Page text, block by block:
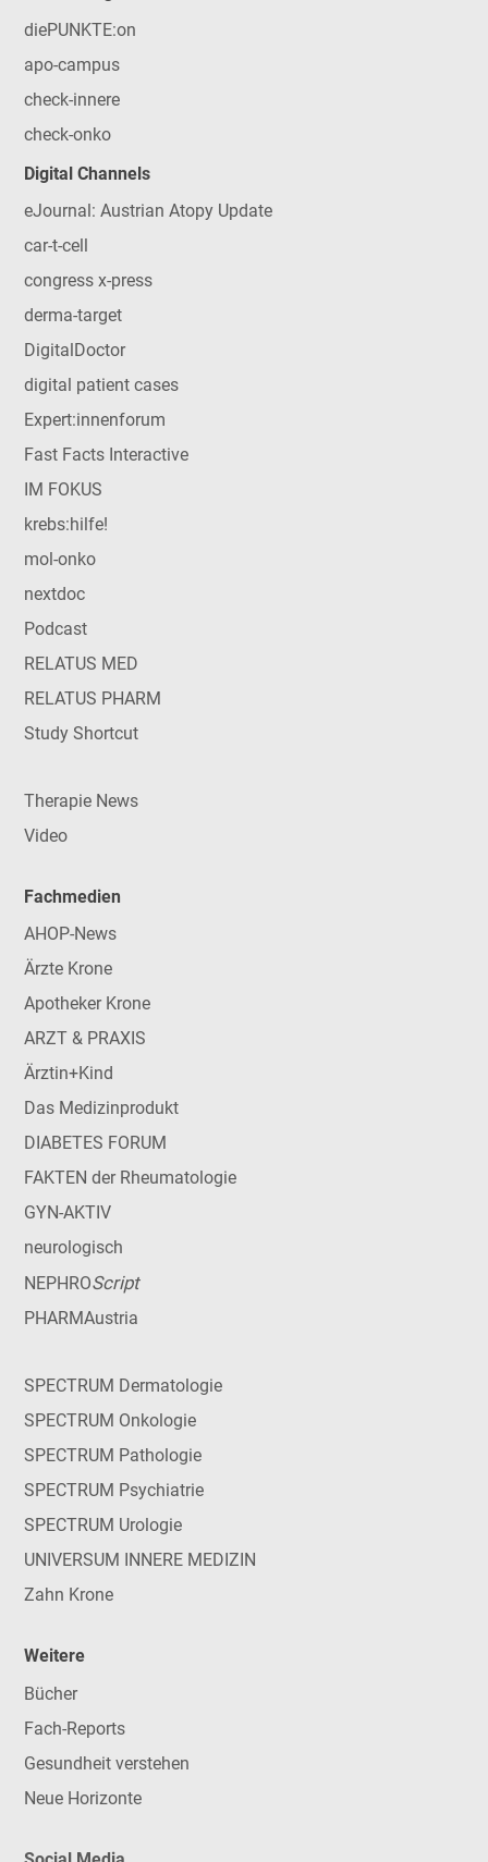
diePUNKTE:on
apo-campus
check-innere
check-onko
Digital Channels
eJournal: Austrian Atopy Update
car-t-cell
congress x-press
derma-target
DigitalDoctor
digital patient cases
Expert:innenforum
Fast Facts Interactive
IM FOKUS
krebs:hilfe!
mol-onko
nextdoc
Podcast
RELATUS MED
RELATUS PHARM
Study Shortcut
Therapie News
Video
Fachmedien
AHOP-News
Ärzte Krone
Apotheker Krone
ARZT & PRAXIS
Ärztin+Kind
Das Medizinprodukt
DIABETES FORUM
FAKTEN der Rheumatologie
GYN-AKTIV
neurologisch
NEPHROScript
PHARMAustria
SPECTRUM Dermatologie
SPECTRUM Onkologie
SPECTRUM Pathologie
SPECTRUM Psychiatrie
SPECTRUM Urologie
UNIVERSUM INNERE MEDIZIN
Zahn Krone
Weitere
Bücher
Fach-Reports
Gesundheit verstehen
Neue Horizonte